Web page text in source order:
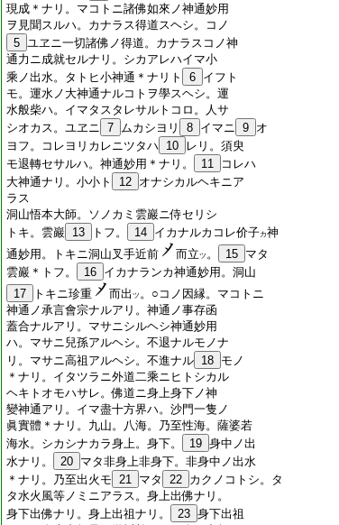
現成＊ナリ。マコトニ諸佛如來ノ神通妙用
ヲ見聞スルハ。カナラス得道スヘシ。コノ
5 ユヱニ一切諸佛ノ得道。カナラスコノ神
通力ニ成就セルナリ。シカアレハイマ小
乘ノ出水。タトヒ小神通＊ナリト
6 イフト
モ。運水ノ大神通ナルコトヲ學スヘシ。運
水般柴ハ。イマタスタレサルトコロ。人サ
シオカス。ユヱニ 7 ムカシヨリ 8 イマニ 9 オ
ヨフ。コレヨリカレニツタハ
10
レリ。須臾
モ退轉セサルハ。神通妙用＊ナリ。
11
コレハ
大神通ナリ。小小ト
12 オナシカルヘキニア
ラス
洞山悟本大師。ソノカミ雲巖ニ侍セリシ
トキ。雲巖
13 トフ。 14 イカナルカコレ价子カ神
通妙用。トキニ洞山叉手近前
而立ツ 。 15 マタ
雲巖＊トフ。
16 イカナランカ神通妙用。洞山
17
トキニ珍重 而出 ツ 。○コノ因縁。マコトニ
神通ノ承言會宗ナルアリ。神通ノ事存函
蓋合ナルアリ。マサニシルヘシ神通妙用
ハ。マサニ兒孫アルヘシ。不退ナルモノナ
リ。マサニ高祖アルヘシ。不進ナル 18 モノ
＊ナリ。イタツラニ外道二乘ニヒトシカル
ヘキトオモハサレ。佛道ニ身上身下ノ神
變神通アリ。イマ盡十方界ハ。沙門一隻ノ
眞實體＊ナリ。九山。八海。乃至性海。薩婆若
海水。シカシナカラ身上。身下。
19 身中ノ出
水ナリ。
20 マタ非身上非身下。非身中ノ出水
＊ナリ。乃至出火モ 21 マタ 22 カクノコトシ。タ
タ水火風等ノミニアラス。身上出佛ナリ。
身下出佛ナリ。身上出祖ナリ。
23 身下出祖